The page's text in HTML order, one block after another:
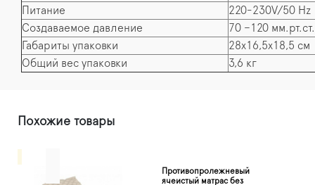
Питание
220-230V/50 Hz
Создаваемое давление
70 –120 мм.рт.ст.
Габариты упаковки
28х16,5х18,5 см
Общий вес упаковки
3,6 кг
Похожие товары
Противопролежневый
ячеистый матрас без